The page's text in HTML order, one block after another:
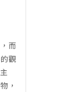
而
觀
，